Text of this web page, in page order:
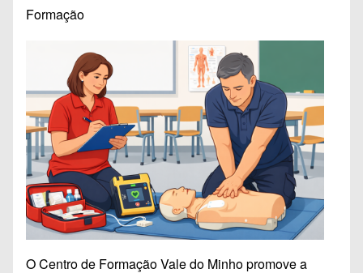
Formação
O Centro de Formação Vale do Minho promove a